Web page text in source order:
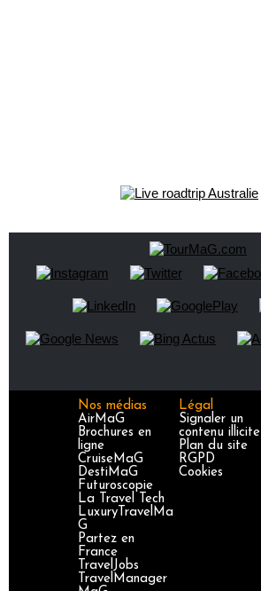
Nos médias
AirMaG
Brochures en
ligne
CruiseMaG
DestiMaG
Futuroscopie
La Travel Tech
LuxuryTravelMa
G
Partez en
France
TravelJobs
TravelManager
Légal
Signaler un
contenu illicite
Plan du site
RGPD
Cookies